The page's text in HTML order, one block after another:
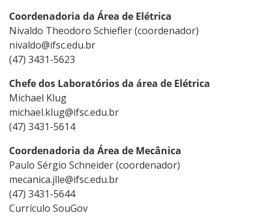
Coordenadoria da Área de Elétrica
Nivaldo Theodoro Schiefler (coordenador)
nivaldo@ifsc.edu.br
(47) 3431-5623
Chefe dos Laboratórios da área de Elétrica
Michael Klug
michael.klug@ifsc.edu.br
(47) 3431-5614
Coordenadoria da Área de Mecânica
Paulo Sérgio Schneider (coordenador)
mecanica.jlle@ifsc.edu.br
(47) 3431-5644
Currículo SouGov